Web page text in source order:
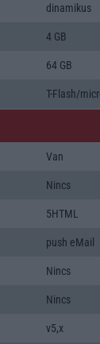
dinamikus
4 GB
64 GB
T-Flash/
Van
Nincs
5HTML
push eMail
Nincs
Nincs
v5,x